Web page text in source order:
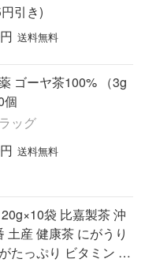
引き)
円 送料無料
ゴーヤ茶100% （3g
個
ッグ
円 送料無料
袋 比嘉製茶 沖
土産 健康茶 にがうり
たっぷり ビタミン ミ